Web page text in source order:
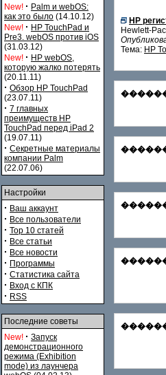
New! · Palm и webOS:
как это было (14.10.12)
New! · HP TouchPad и
Pre3. webOS против iOS
(31.03.12)
New! · HP webOS,
которую жалко потерять
(20.11.11)
· Обзор HP TouchPad
(23.07.11)
· 7 главных
преимуществ HP
TouchPad перед iPad 2
(19.07.11)
· Секретные материалы
компании Palm
(22.07.06)
Настройки
· Ваш аккаунт
· Все пользователи
· Top 10 статей
· Все статьи
· Все новости
· Программы
· Статистика сайта
· Вход с КПК
· RSS
Последние советы
New! · Запуск
демонстрационного
режима (Exhibition
mode) из лаунчера
HP
Hewlett-
Тема: HP